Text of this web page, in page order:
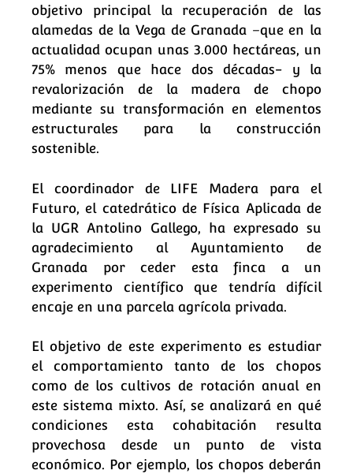
objetivo principal la recuperación de las
alamedas de la Vega de Granada –que en la
actualidad ocupan unas 3.000 hectáreas, un
75% menos que hace dos décadas- y la
revalorización de la madera de chopo
mediante su transformación en elementos
estructurales para la construcción
sostenible.
El coordinador de LIFE Madera para el
Futuro, el catedrático de Física Aplicada de
la UGR Antolino Gallego, ha expresado su
agradecimiento al Ayuntamiento de
Granada por ceder esta finca a un
experimento científico que tendría difícil
encaje en una parcela agrícola privada.
El objetivo de este experimento es estudiar
el comportamiento tanto de los chopos
como de los cultivos de rotación anual en
este sistema mixto. Así, se analizará en qué
condiciones esta cohabitación resulta
provechosa desde un punto de vista
económico. Por ejemplo, los chopos deberán